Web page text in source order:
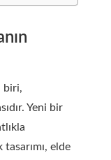
biri,
Yeni bir
elde